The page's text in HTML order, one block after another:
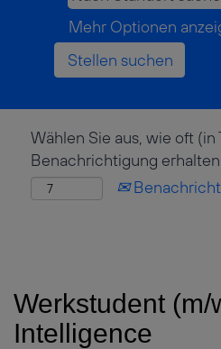
Mehr Optionen
Wählen Sie aus, wie oft (in
Benachrichtigung
Werkstudent (m/
Intelligence